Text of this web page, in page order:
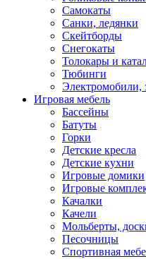
Самокаты
Санки, ледянки
Скейтборды
Снегокаты
Толокары и
Тюбинги
Электромобили,
Игровая мебель
Бассейны
Батуты
Горки
Детские кресла
Детские кухни
Игровые домики
Игровые
Качалки
Качели
Мольберты,
Песочницы
Спортивная